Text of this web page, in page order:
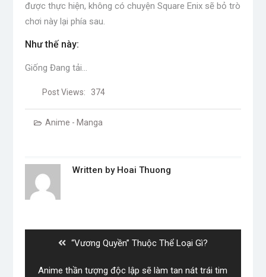
được thực hiện, không có chuyện Square Enix sẽ bỏ trò
chơi này lại phía sau.
Như thế này:
Giống Đang tải…
Post Views: 374
Anime - Manga
Written by Hoai Thuong
Previous
“Vương Quyền” Thuộc Thể Loại Gì?
Next
Anime thần tượng độc lập sẽ làm tan nát trái tim